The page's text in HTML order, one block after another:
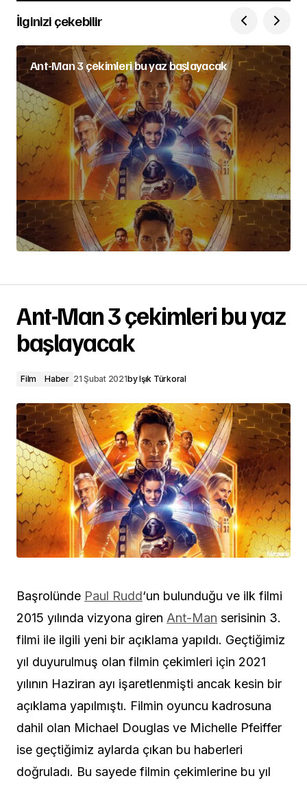
İlginizi çekebilir
Ant-Man 3 çekimleri bu yaz başlayacak
Ant-Man 3 çekimleri bu yaz
başlayacak
Film Haber 21 Şubat 2021byIşık Türkoral
Başrolünde Paul Rudd‘un bulunduğu ve ilk filmi
2015 yılında vizyona giren Ant-Man serisinin 3.
filmi ile ilgili yeni bir açıklama yapıldı. Geçtiğimiz
yıl duyurulmuş olan filmin çekimleri için 2021
yılının Haziran ayı işaretlenmişti ancak kesin bir
açıklama yapılmıştı. Filmin oyuncu kadrosuna
dahil olan Michael Douglas ve Michelle Pfeiffer
ise geçtiğimiz aylarda çıkan bu haberleri
doğruladı. Bu sayede filmin çekimlerine bu yıl